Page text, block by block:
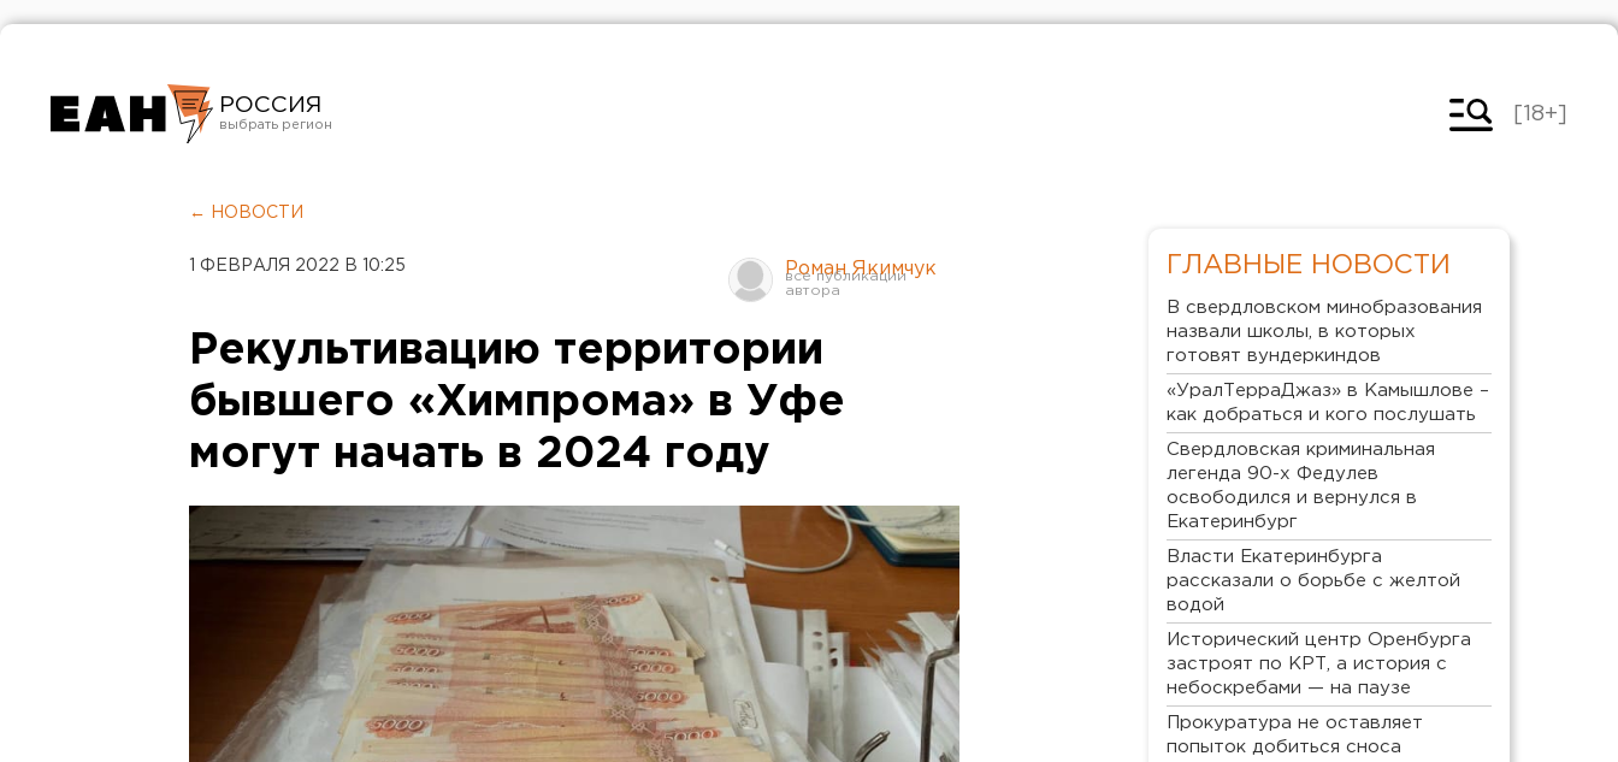
РОССИЯ
Челябинск
[18+]
← НОВОСТИ
1 ФЕВРАЛЯ 2022 В 10:25 Роман Якимчук
Рекультивацию территории
бывшего «Химпрома» в Уфе
могут начать в 2024 году
ГЛАВНЫЕ НОВОСТИ
В свердловском минобразования
назвали школы, в которых
готовят вундеркиндов
«УралТерраДжаз» в Камышлове –
как добраться и кого послушать
Свердловская криминальная
легенда 90-х Федулев
освободился и вернулся в
Екатеринбург
Власти Екатеринбурга
рассказали о борьбе с желтой
водой
Исторический центр Оренбурга
застроят по КРТ, а история с
небоскребами — на паузе
Прокуратура не оставляет
попыток добиться сноса